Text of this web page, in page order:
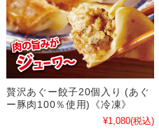
贅沢あぐー餃子20個入り (あぐ
ー豚肉100％使用)《冷凍》
¥1,080(税込)